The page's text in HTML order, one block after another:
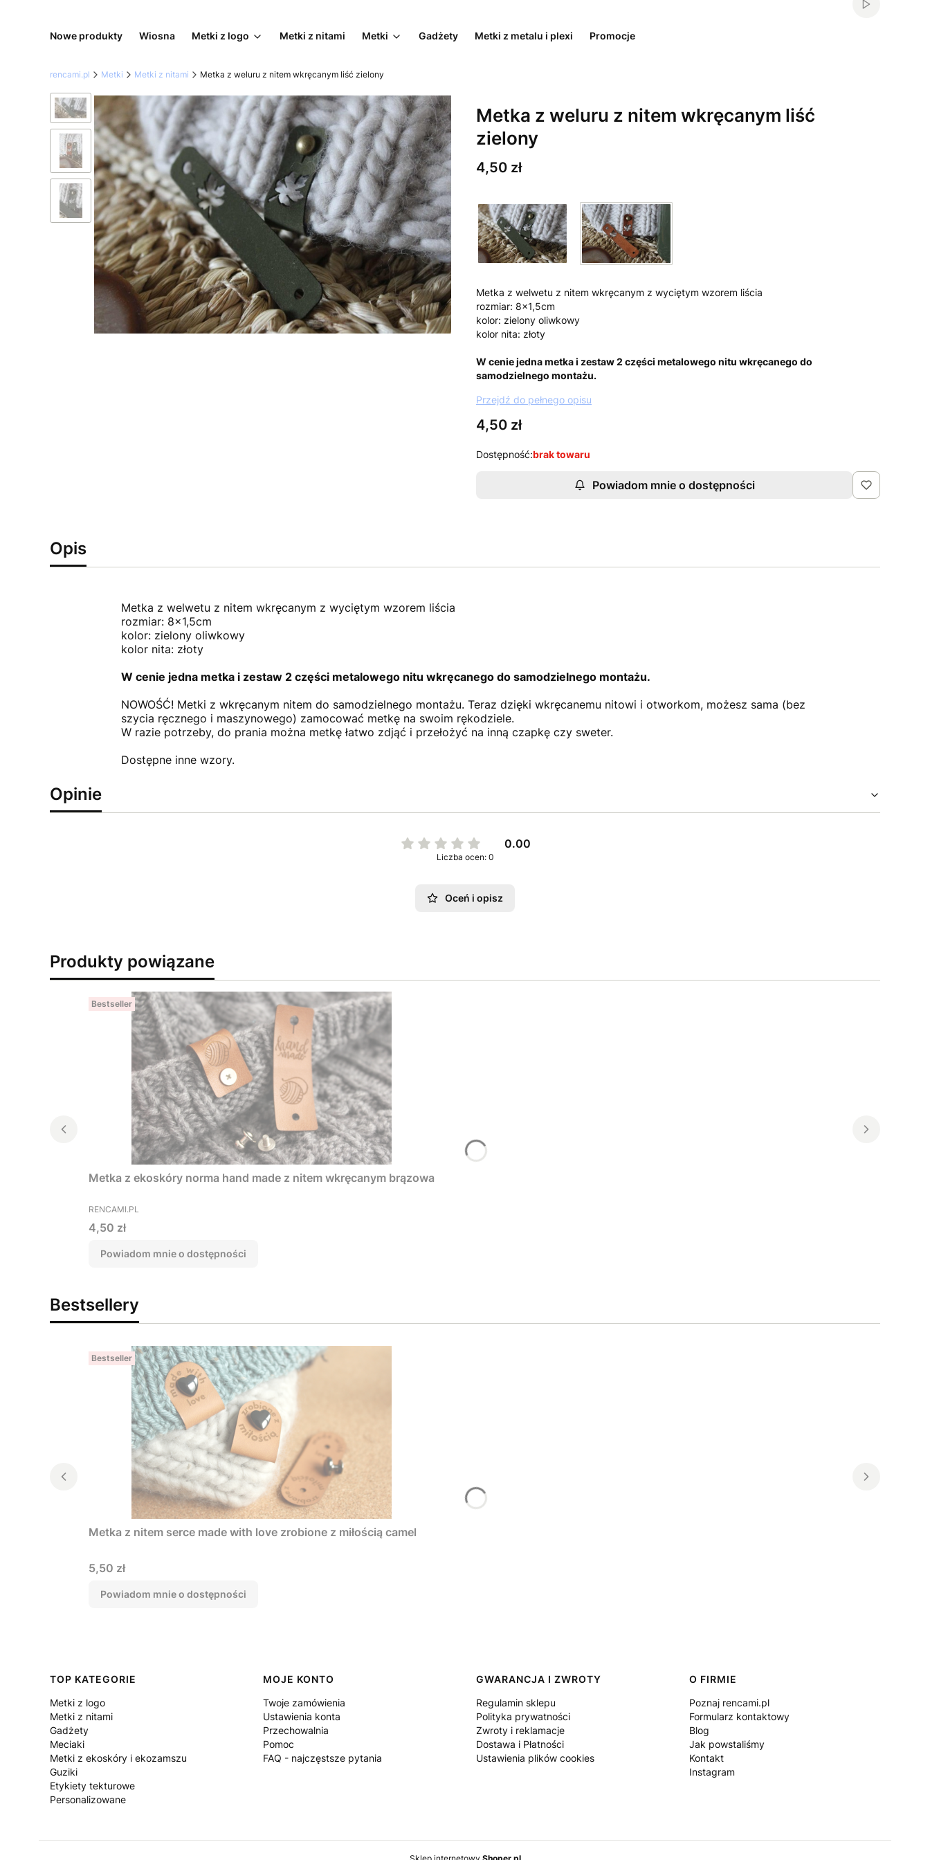
Włącz
Nowe produkty Wiosna Metki z logo Metki z nitami Metki Gadżety Metki z metalu i plexi Promocje
rencami.pl Metki Metki z nitami Metka z weluru z nitem wkręcanym liść zielony
Metka z weluru z nitem wkręcanym liść
zielony
Cena
4,50 zł
Metka z welwetu z nitem wkręcanym z wyciętym wzorem liścia
rozmiar: 8x1,5cm
kolor: zielony oliwkowy
kolor nita: złoty
W cenie jedna metka i zestaw 2 części metalowego nitu wkręcanego do
samodzielnego montażu.
Przejdź do pełnego opisu
Cena
4,50 zł
Dostępność:brak towaru
Powiadom mnie o dostępności
Opis
Metka z welwetu z nitem wkręcanym z wyciętym wzorem liścia
rozmiar: 8x1,5cm
kolor: zielony oliwkowy
kolor nita: złoty
W cenie jedna metka i zestaw 2 części metalowego nitu wkręcanego do samodzielnego montażu.
NOWOŚĆ! Metki z wkręcanym nitem do samodzielnego montażu. Teraz dzięki wkręcanemu nitowi i otworkom, możesz sama (bez
szycia ręcznego i maszynowego) zamocować metkę na swoim rękodziele.
W razie potrzeby, do prania można metkę łatwo zdjąć i przełożyć na inną czapkę czy sweter.
Dostępne inne wzory.
Opinie
0.00
Liczba ocen: 0
Oceń i opisz
Produkty powiązane
Bestseller
Metka z ekoskóry norma hand made z nitem wkręcanym brązowa
PRODUCENT
RENCAMI.PL
Cena
4,50 zł
Powiadom mnie o dostępności
Bestsellery
Bestseller
Metka z nitem serce made with love zrobione z miłością camel
Cena
5,50 zł
Powiadom mnie o dostępności
Linki w stopce
TOP KATEGORIE
Metki z logo
Metki z nitami
Gadżety
Meciaki
Metki z ekoskóry i ekozamszu
Guziki
Etykiety tekturowe
Personalizowane
MOJE KONTO
Twoje zamówienia
Ustawienia konta
Przechowalnia
Pomoc
FAQ - najczęstsze pytania
GWARANCJA I ZWROTY
Regulamin sklepu
Polityka prywatności
Zwroty i reklamacje
Dostawa i Płatności
Ustawienia plików cookies
O FIRMIE
Poznaj rencami.pl
Formularz kontaktowy
Blog
Jak powstaliśmy
Kontakt
Instagram